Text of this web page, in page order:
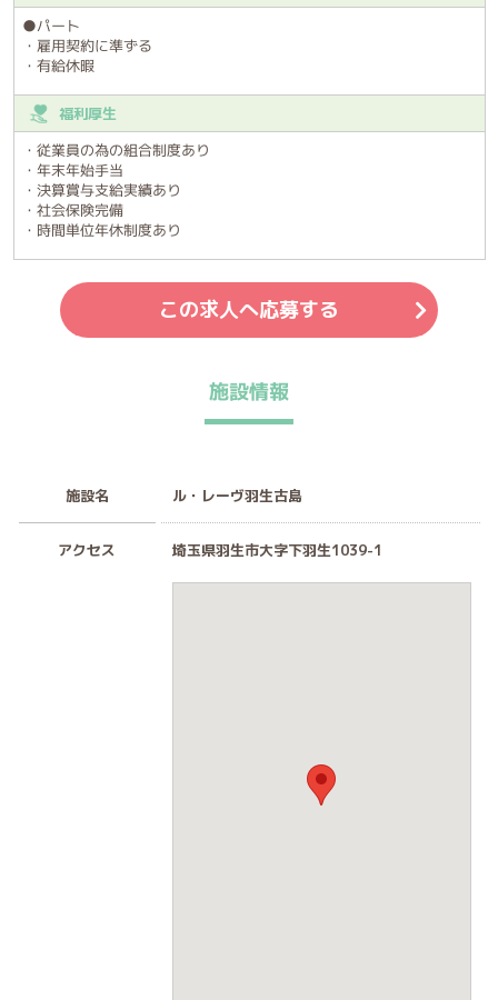
●パート
・雇用契約に準ずる
・有給休暇
福利厚生
・従業員の為の組合制度あり
・年末年始手当
・決算賞与支給実績あり
・社会保険完備
・時間単位年休制度あり
この求人へ応募する
施設情報
施設名 ル・レーヴ羽生古島
アクセス 埼玉県羽生市大字下羽生1039-1